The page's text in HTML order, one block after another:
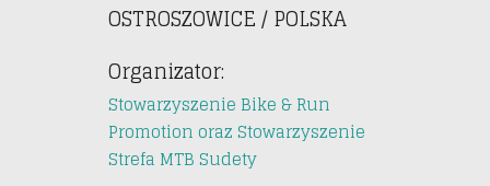
OSTROSZOWICE / POLSKA
Organizator:
Stowarzyszenie Bike & Run
Promotion oraz Stowarzyszenie
Strefa MTB Sudety